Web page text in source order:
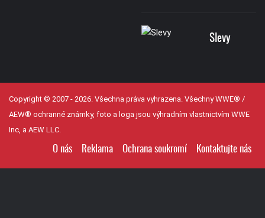
Slevy
Copyright © 2007 - 2026. Všechna práva vyhrazena. Všechny WWE® /
AEW® ochranné známky, foto a loga jsou výhradním vlastnictvím WWE
Inc, a AEW LLC.
O nás Reklama Ochrana soukromí Kontaktujte nás